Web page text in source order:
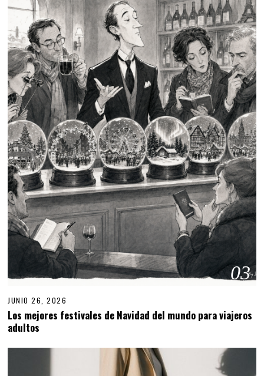
03
JUNIO 26, 2026
Los mejores festivales de Navidad del mundo para viajeros
adultos